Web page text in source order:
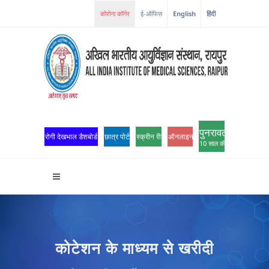
कोरोना कॉर्नर ई-ऑफिस English हिंदी
रोगी देखभाल डैशबोर्ड छात्र पोर्टल स्क्रीन रीडर एक्सेसऑनलाइन ओपीडी पंजीकरण
पुनरावर्तन
10 साल की उत्कृष्टता
कोटेशन के माध्यम से खरीदी